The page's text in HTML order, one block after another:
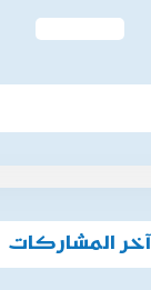
آخر المشاركات